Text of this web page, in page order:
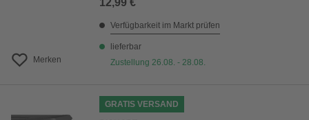
Merken
12,99 €
Verfügbarkeit im Markt prüfen
lieferbar
Zustellung 26.08. - 28.08.
GRATIS VERSAND